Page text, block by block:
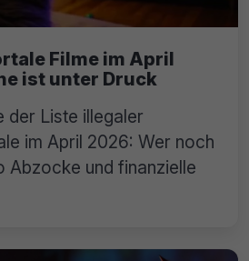
Filme im April
ist unter Druck
der Liste illegaler
im April 2026: Wer noch
Abzocke und finanzielle